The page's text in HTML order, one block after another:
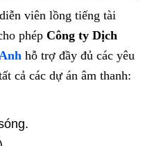
viên lồng tiếng tài
phép Công ty Dịch
hỗ trợ đầy đủ các yêu
cả các dự án âm thanh: